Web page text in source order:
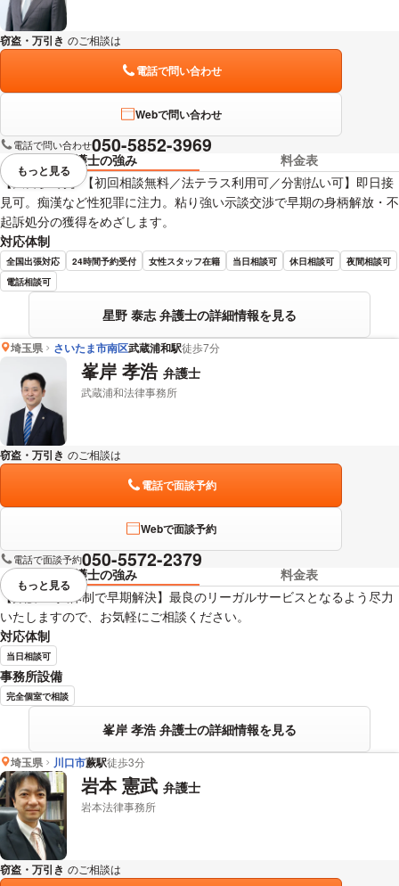
窃盗・万引き のご相談は
電話で問い合わせ
Webで問い合わせ
電話で問い合わせ050-5852-3969
弁護士の強み
料金表
【大宮駅3分】【初回相談無料／法テラス利用可／分割払い可】即日接
見可。痴漢など性犯罪に注力。粘り強い示談交渉で早期の身柄解放・不
起訴処分の獲得をめざします。
対応体制
全国出張対応 24時間予約受付 女性スタッフ在籍 当日相談可 休日相談可
夜間相談可
電話相談可
星野 泰志 弁護士の詳細情報を見る
視覚的に省略されている要素を
もっと見る
埼玉県 さいたま市南区武蔵浦和駅徒歩7分
峯岸 孝浩 弁護士
武蔵浦和法律事務所
窃盗・万引き のご相談は
電話で面談予約
Webで面談予約
電話で面談予約050-5572-2379
弁護士の強み
料金表
【弁護士2人体制で早期解決】最良のリーガルサービスとなるよう尽力
いたしますので、お気軽にご相談ください。
対応体制
当日相談可
事務所設備
完全個室で相談
峯岸 孝浩 弁護士の詳細情報を見る
視覚的に省略されている要素を
もっと見る
埼玉県 川口市蕨駅徒歩3分
岩本 憲武 弁護士
岩本法律事務所
窃盗・万引き のご相談は